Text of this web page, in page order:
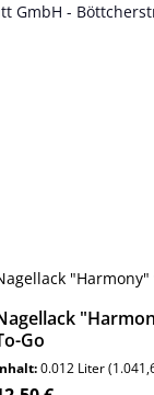
GmbH -
Go
0.012 Liter